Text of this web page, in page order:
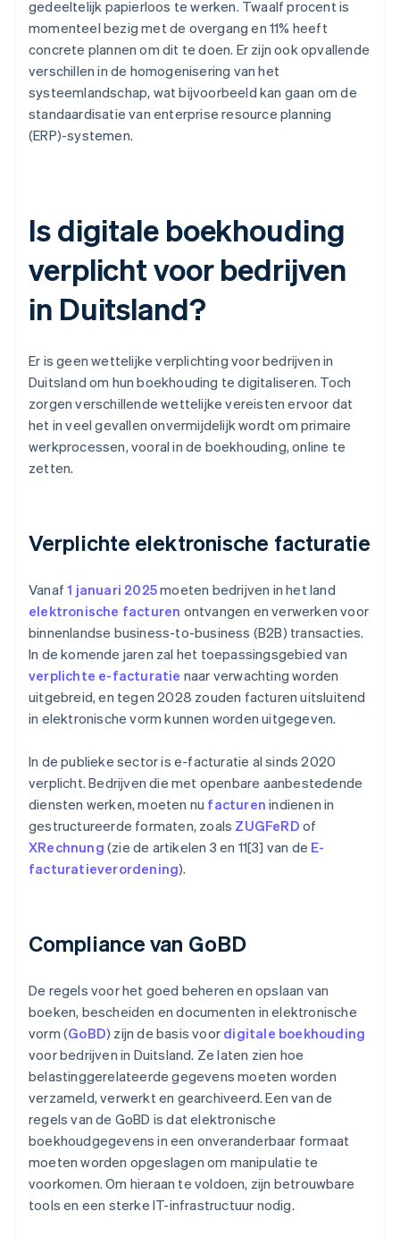
gedeeltelijk papierloos te werken. Twaalf procent is
momenteel bezig met de overgang en 11% heeft
concrete plannen om dit te doen. Er zijn ook opvallende
verschillen in de homogenisering van het
systeemlandschap, wat bijvoorbeeld kan gaan om de
standaardisatie van enterprise resource planning
(ERP)-systemen.
Is digitale boekhouding
verplicht voor bedrijven
in Duitsland?
Er is geen wettelijke verplichting voor bedrijven in
Duitsland om hun boekhouding te digitaliseren. Toch
zorgen verschillende wettelijke vereisten ervoor dat
het in veel gevallen onvermijdelijk wordt om primaire
werkprocessen, vooral in de boekhouding, online te
zetten.
Verplichte elektronische facturatie
Vanaf1 januari 2025moeten bedrijven in het land
elektronische facturen ontvangen en verwerken voor
binnenlandse business-to-business (B2B) transacties.
In de komende jaren zal het toepassingsgebied van
verplichte e-facturatie naar verwachting worden
uitgebreid, en tegen 2028 zouden facturen uitsluitend
in elektronische vorm kunnen worden uitgegeven.
In de publieke sector is e-facturatie al sinds 2020
verplicht. Bedrijven die met openbare aanbestedende
diensten werken, moeten nu facturen indienen in
gestructureerde formaten, zoals ZUGFeRD of
XRechnung (zie de artikelen 3 en 11[3] van de E-
facturatieverordening).
Compliance van GoBD
De regels voor het goed beheren en opslaan van
boeken, bescheiden en documenten in elektronische
vorm (GoBD) zijn de basis voor digitale boekhouding
voor bedrijven in Duitsland. Ze laten zien hoe
belastinggerelateerde gegevens moeten worden
verzameld, verwerkt en gearchiveerd. Een van de
regels van de GoBD is dat elektronische
boekhoudgegevens in een onveranderbaar formaat
moeten worden opgeslagen om manipulatie te
voorkomen. Om hieraan te voldoen, zijn betrouwbare
tools en een sterke IT-infrastructuur nodig.